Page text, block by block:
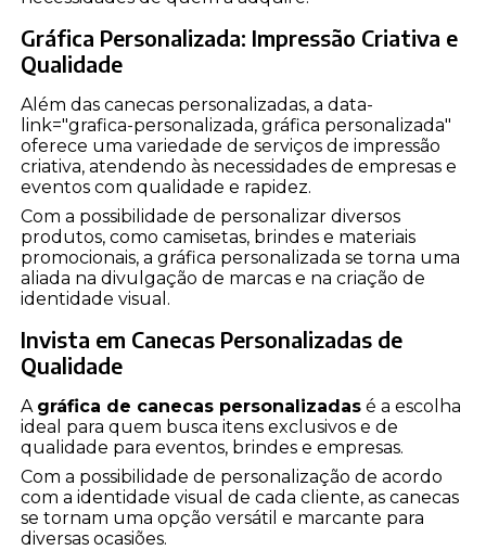
Gráfica Personalizada: Impressão Criativa e
Qualidade
Além das canecas personalizadas, a data-
link="grafica-personalizada, gráfica personalizada"
oferece uma variedade de serviços de impressão
criativa, atendendo às necessidades de empresas e
eventos com qualidade e rapidez.
Com a possibilidade de personalizar diversos
produtos, como camisetas, brindes e materiais
promocionais, a gráfica personalizada se torna uma
aliada na divulgação de marcas e na criação de
identidade visual.
Invista em Canecas Personalizadas de
Qualidade
A gráfica de canecas personalizadas é a escolha
ideal para quem busca itens exclusivos e de
qualidade para eventos, brindes e empresas.
Com a possibilidade de personalização de acordo
com a identidade visual de cada cliente, as canecas
se tornam uma opção versátil e marcante para
diversas ocasiões.